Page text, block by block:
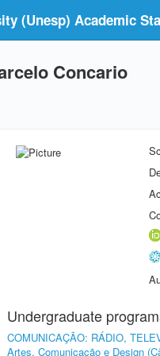
(Unesp) Academic
Concario
Undergraduate
COMUNICAÇÃO: RÁDIO,
Artes, Comunicação e Design